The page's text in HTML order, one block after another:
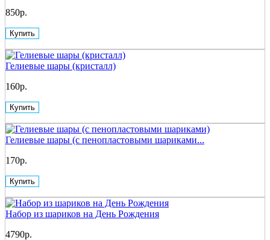
850р.
Купить
Гелиевые шары (кристалл)
160р.
Купить
Гелиевые шары (с пенопластовыми шариками...
170р.
Купить
Набор из шариков на День Рождения
4790р.